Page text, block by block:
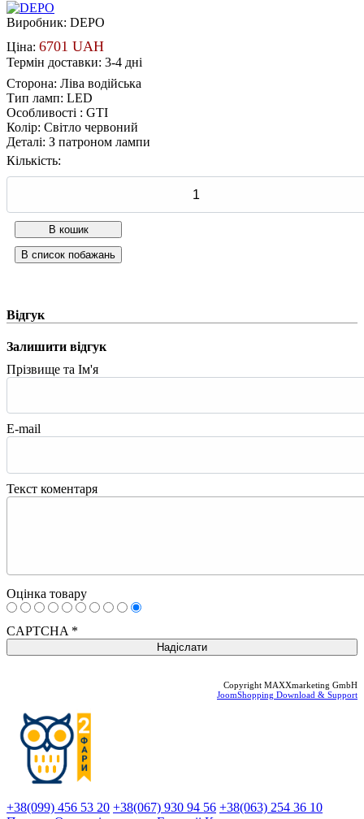
Виробник: DEPO
Ціна: 6701 UAH
Термін доставки: 3-4 дні
Сторона: Ліва водійська
Тип ламп: LED
Особливості : GTI
Колір: Світло червоний
Деталі: З патроном лампи
Кількість:
Відгук
Залишити відгук
Прізвище та Ім'я
E-mail
Текст коментаря
Оцінка товару
CAPTCHA *
Copyright MAXXmarketing GmbH
JoomShopping Download & Support
+38(099) 456 53 20 +38(067) 930 94 56 +38(063) 254 36 10